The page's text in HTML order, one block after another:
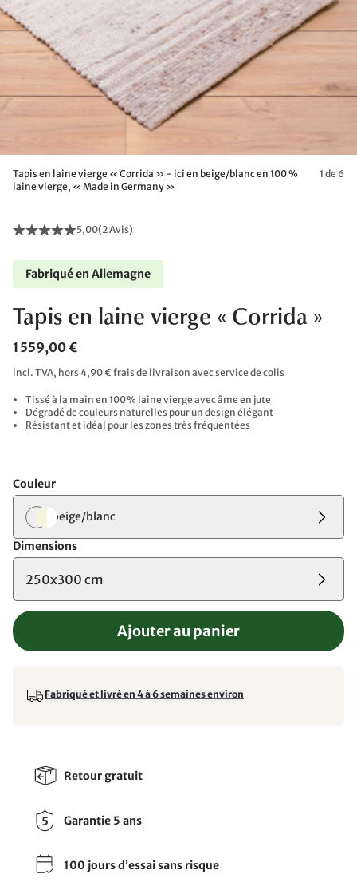
Tapis en laine vierge « Corrida » - ici en beige/blanc en 100 %
laine vierge, « Made in Germany »
1 de 6
5,00(2 Avis)
Fabriqué en Allemagne
Tapis en laine vierge « Corrida »
1 559,00 €
incl. TVA, hors 4,90 € frais de livraison avec service de colis
Tissé à la main en 100 % laine vierge avec âme en jute
Dégradé de couleurs naturelles pour un design élégant
Résistant et idéal pour les zones très fréquentées
Couleur
beige/blanc
Dimensions
250x300 cm
Ajouter au panier
Fabriqué et livré en 4 à 6 semaines environ
Retour gratuit
Garantie 5 ans
100 jours d’essai sans risque